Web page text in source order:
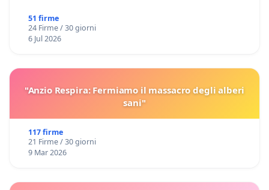
51 firme
24 Firme / 30 giorni
6 Jul 2026
"Anzio Respira: Fermiamo il massacro degli alberi
sani"
117 firme
21 Firme / 30 giorni
9 Mar 2026